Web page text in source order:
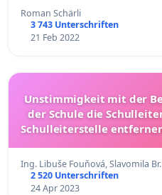
Roman Schärli
3 743 Unterschriften
21 Feb 2022
Unstimmigkeit mit der
der Schule die
Schulleiterstelle
Ing. Libuše Fouňová, Slavomila
2 520 Unterschriften
24 Apr 2023